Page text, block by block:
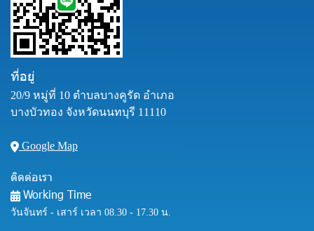
ที่อยู่
20/9 หมู่ที่ 10 ตำบลบางคูรัด อำเภอ
บางบัวทอง จังหวัดนนทบุรี 11110
Google Map
ติดต่อเรา
Working Time
วันจันทร์ - เสาร์ เวลา 08.30 - 17.30 น.